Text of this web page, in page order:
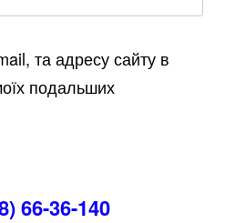
та адресу сайту в
подальших
66-36-140